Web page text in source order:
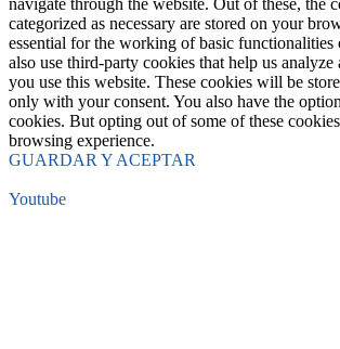
navigate through the website. Out of these, the
categorized as necessary are stored on your
essential for the working of basic functionalities
also use third-party cookies that help us
you use this website. These cookies will be
only with your consent. You also have the
cookies. But opting out of some of these
browsing experience.
GUARDAR Y ACEPTAR
Youtube